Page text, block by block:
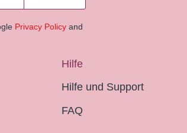
Privacy Policy and
Hilfe
Hilfe und Support
FAQ